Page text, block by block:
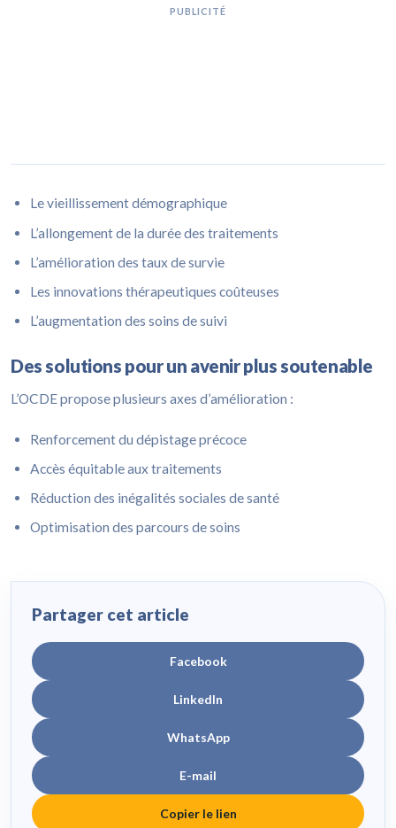
PUBLICITÉ
Le vieillissement démographique
L’allongement de la durée des traitements
L’amélioration des taux de survie
Les innovations thérapeutiques coûteuses
L’augmentation des soins de suivi
Des solutions pour un avenir plus soutenable
L’OCDE propose plusieurs axes d’amélioration :
Renforcement du dépistage précoce
Accès équitable aux traitements
Réduction des inégalités sociales de santé
Optimisation des parcours de soins
Partager cet article
Facebook
LinkedIn
WhatsApp
E-mail
Copier le lien